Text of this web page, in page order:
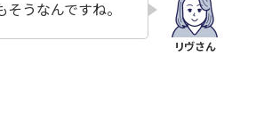
うなんですね。